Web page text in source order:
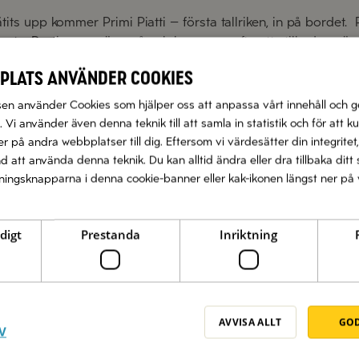
upp kommer Primi Piatti – första tallriken, in på bordet.
Portionerna är små och har som syfte att stilla den
måltidens huvudrätt, kött, fisk, fågel eller skaldjur är
tillbehöret som serveras till Secondi Piatti, vanligast är
även olika sallader med bönor eller ugnsrostade
Givetvis står också det också vatten på bordet, både
med något sött eller några krämiga ostar, och det är det
måltiden, Dolce betyder just söt eller sötsaker.
använder cookies
använder Cookies som hjälper oss att anpassa vårt innehåll och
Vi använder även denna teknik till att samla in statistik och för att
på andra webbplatser till dig. Eftersom vi värdesätter din
att använda denna teknik. Du kan alltid ändra eller dra tillbaka ditt
i denna cookie-banner eller kak-ikonen längst ner på
Prestanda Inriktning
AVVISA ALLT